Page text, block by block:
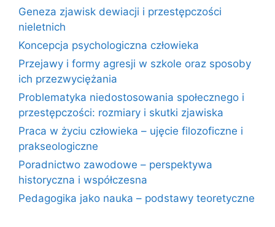
Geneza zjawisk dewiacji i przestępczości
nieletnich
Koncepcja psychologiczna człowieka
Przejawy i formy agresji w szkole oraz sposoby
ich przezwyciężania
Problematyka niedostosowania społecznego i
przestępczości: rozmiary i skutki zjawiska
Praca w życiu człowieka – ujęcie filozoficzne i
prakseologiczne
Poradnictwo zawodowe – perspektywa
historyczna i współczesna
Pedagogika jako nauka – podstawy teoretyczne